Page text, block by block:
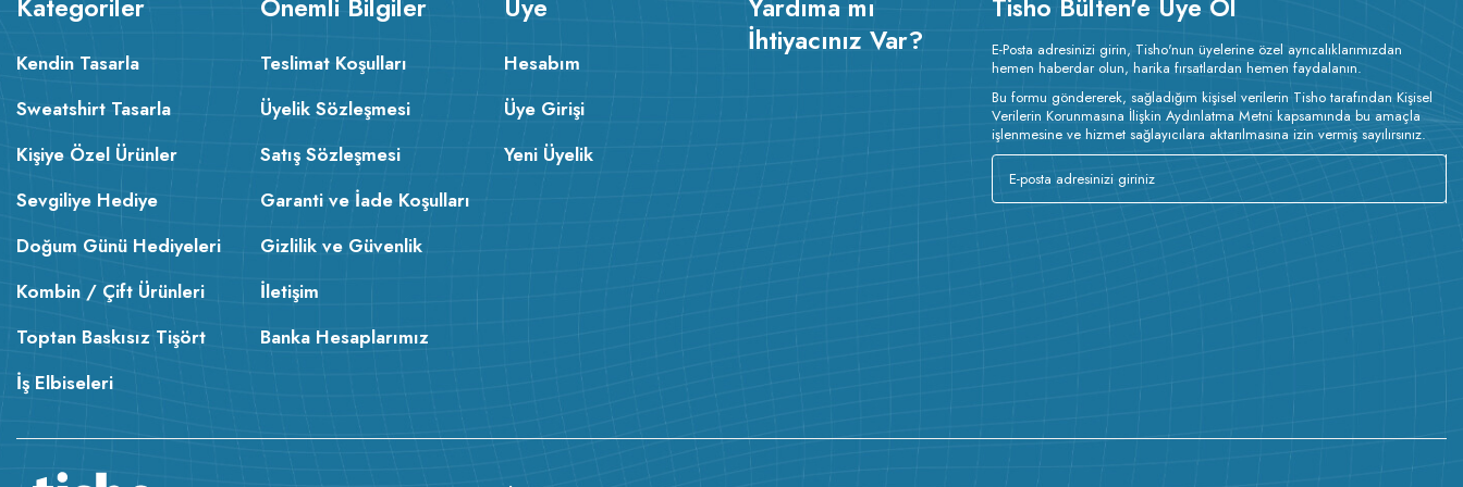
Kendin Tasarla
Sweatshirt Tasarla
Kişiye Özel Ürünler
Sevgiliye Hediye
Doğum Günü Hediyeleri
Kombin / Çift Ürünleri
Toptan Baskısız Tişört
İş Elbiseleri
Teslimat Koşulları
Üyelik Sözleşmesi
Satış Sözleşmesi
Garanti ve İade Koşulları
Gizlilik ve Güvenlik
İletişim
Banka Hesaplarımız
Hesabım
Üye Girişi
Yeni Üyelik
İhtiyacınız Var?
E-Posta adresinizi girin, Tisho'nun üyelerine özel ayrıcalıklarımızdan
hemen haberdar olun, harika fırsatlardan hemen faydalanın.
Bu formu göndererek, sağladığım kişisel verilerin Tisho tarafından Kişisel
Verilerin Korunmasına İlişkin Aydınlatma Metni kapsamında bu amaçla
işlenmesine ve hizmet sağlayıcılara aktarılmasına izin vermiş sayılırsınız.